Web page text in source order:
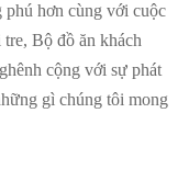
phú hơn cùng với cuộc
Bộ đồ ăn khách
cộng với sự phát
gì chúng tôi mong